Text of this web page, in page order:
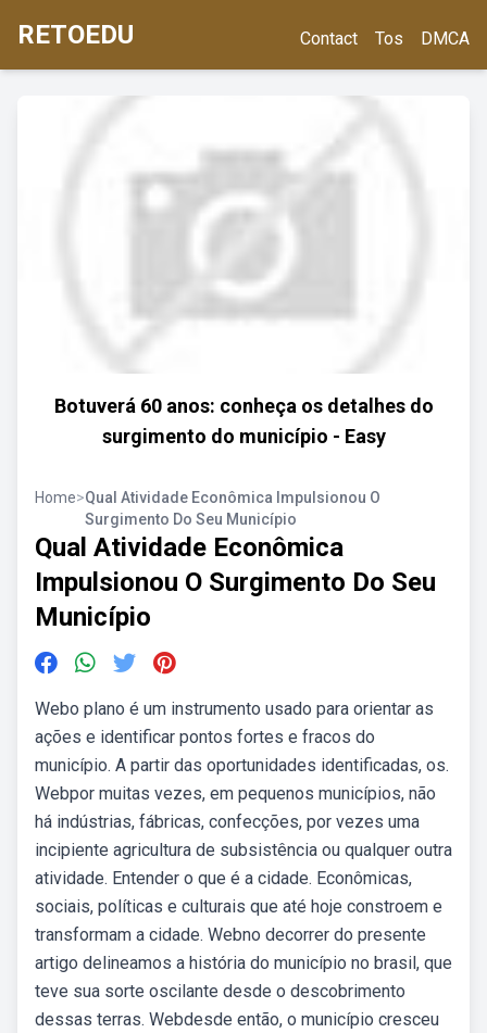
RETOEDU Contact Tos DMCA
Botuverá 60 anos: conheça os detalhes do
surgimento do município - Easy
Home>Qual Atividade Econômica Impulsionou O
Surgimento Do Seu Município
Qual Atividade Econômica
Impulsionou O Surgimento Do Seu
Município
Webo plano é um instrumento usado para orientar as
ações e identificar pontos fortes e fracos do
município. A partir das oportunidades identificadas, os.
Webpor muitas vezes, em pequenos municípios, não
há indústrias, fábricas, confecções, por vezes uma
incipiente agricultura de subsistência ou qualquer outra
atividade. Entender o que é a cidade. Econômicas,
sociais, políticas e culturais que até hoje constroem e
transformam a cidade. Webno decorrer do presente
artigo delineamos a história do município no brasil, que
teve sua sorte oscilante desde o descobrimento
dessas terras. Webdesde então, o município cresceu